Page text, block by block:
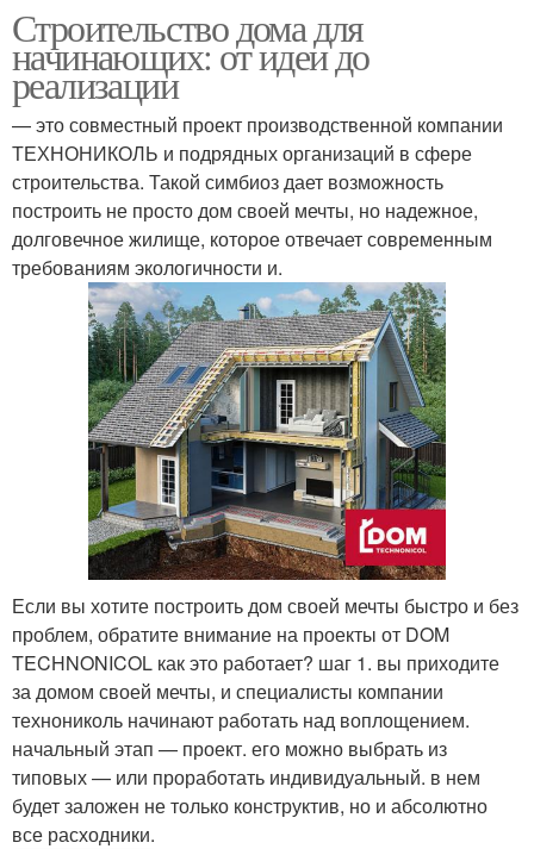
Строительство дома для
начинающих: от идеи до
реализации
— это совместный проект производственной компании
ТЕХНОНИКОЛЬ и подрядных организаций в сфере
строительства. Такой симбиоз дает возможность
построить не просто дом своей мечты, но надежное,
долговечное жилище, которое отвечает современным
требованиям экологичности и.
Если вы хотите построить дом своей мечты быстро и без
проблем, обратите внимание на проекты от DOM
TECHNONICOL как это работает? шаг 1. вы приходите
за домом своей мечты, и специалисты компании
технониколь начинают работать над воплощением.
начальный этап — проект. его можно выбрать из
типовых — или проработать индивидуальный. в нем
будет заложен не только конструктив, но и абсолютно
все расходники.